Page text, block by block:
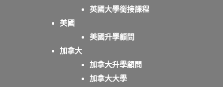
英國大學銜接課程
美國
美國升學顧問
加拿大
加拿大升學顧問
加拿大大學